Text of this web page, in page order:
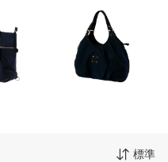
標準